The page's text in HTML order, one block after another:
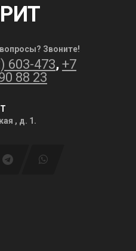
Звоните!
603-473, +7
88 23
, д. 1.